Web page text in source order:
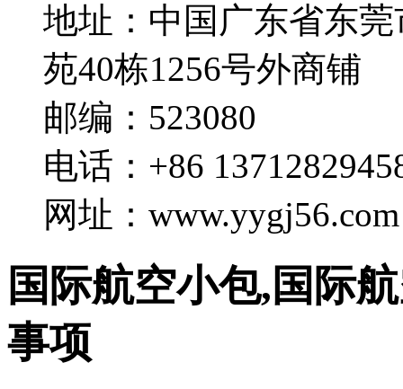
地址：中国广东省东
苑40栋1256号外商铺
邮编：523080
电话：+86
网址：www.yygj56.com
国际航空小包,国际
事项